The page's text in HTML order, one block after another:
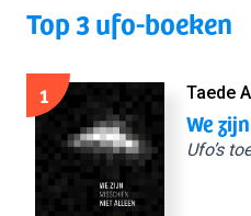
Top 3 ufo-boeken
1 Taede
We
Ufo’s